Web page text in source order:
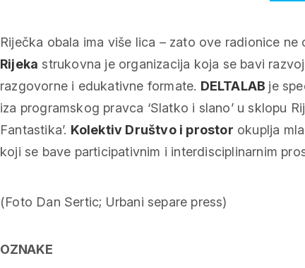
Riječka obala ima više lica – zato ove radionice ne
Rijeka strukovna je organizacija koja se bavi
razgovorne i edukativne formate. DELTALAB je
iza programskog pravca ‘Slatko i slano’ u sklopu
Fantastika’. Kolektiv Društvo i prostor okuplja
koji se bave participativnim i interdisciplinarnim
(Foto Dan Sertic; Urbani separe press)
OZNAKE